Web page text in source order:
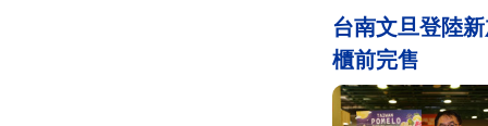
台南文旦登陸
櫃前完售